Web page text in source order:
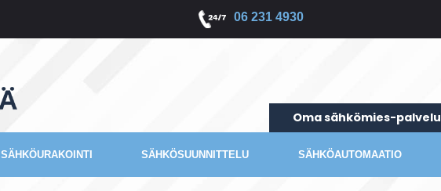
06 231 4930
Oma sähkömies-palvelu
SÄHKÖURAKOINTI SÄHKÖSUUNNITTELU SÄHKÖAUTOMAATIO